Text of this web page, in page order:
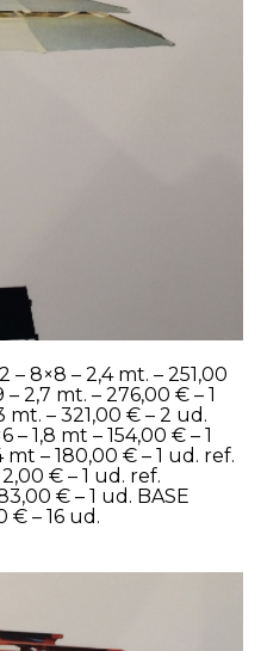
– 8×8 – 2,4 mt. – 251,00
2,7 mt. – 276,00 € – 1
mt. – 321,00 € – 2 ud.
– 1,8 mt – 154,00 € – 1
mt – 180,00 € – 1 ud. ref.
€ – 1 ud. ref.
€ – 1 ud. BASE
€ – 16 ud.